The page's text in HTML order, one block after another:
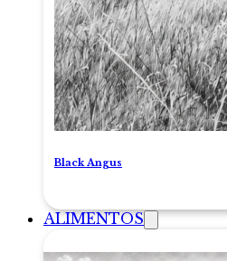
Black Angus
ALIMENTOS